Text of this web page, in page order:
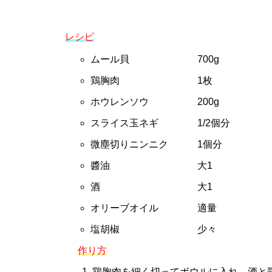
レシピ
ムール貝 700g
鶏胸肉 1枚
ホウレンソウ 200g
スライス玉ネギ 1/2個分
微塵切りニンニク 1個分
醬油 大1
酒 大1
オリーブオイル 適量
塩胡椒 少々
作り方